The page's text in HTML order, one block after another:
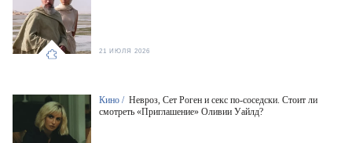
21 ИЮЛЯ 2026
Кино / Невроз, Сет Роген и секс по-соседски. Стоит ли
смотреть «Приглашение» Оливии Уайлд?